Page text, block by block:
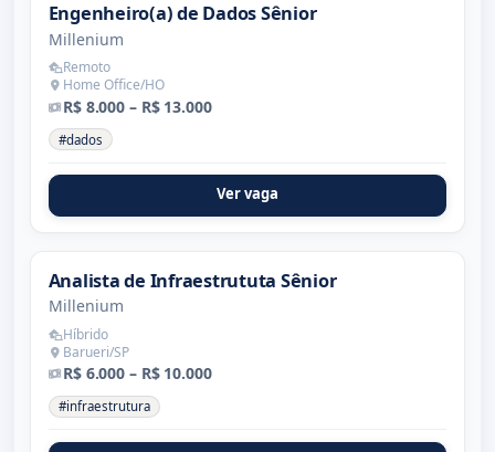
Engenheiro(a) de Dados Sênior
Millenium
Remoto
Home Office/HO
R$ 8.000 – R$ 13.000
#dados
Ver vaga
Analista de Infraestrututa Sênior
Millenium
Híbrido
Barueri/SP
R$ 6.000 – R$ 10.000
#infraestrutura